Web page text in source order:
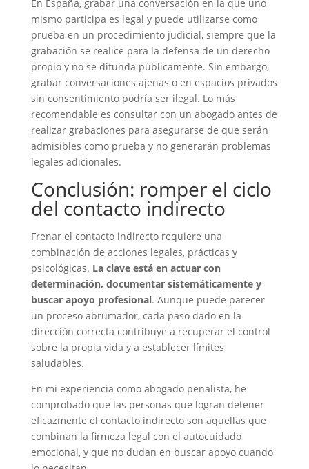
En España, grabar una conversación en la que uno
mismo participa es legal y puede utilizarse como
prueba en un procedimiento judicial, siempre que la
grabación se realice para la defensa de un derecho
propio y no se difunda públicamente. Sin embargo,
grabar conversaciones ajenas o en espacios privados
sin consentimiento podría ser ilegal. Lo más
recomendable es consultar con un abogado antes de
realizar grabaciones para asegurarse de que serán
admisibles como prueba y no generarán problemas
legales adicionales.
Conclusión: romper el ciclo
del contacto indirecto
Frenar el contacto indirecto requiere una
combinación de acciones legales, prácticas y
psicológicas. La clave está en actuar con
determinación, documentar sistemáticamente y
buscar apoyo profesional. Aunque puede parecer
un proceso abrumador, cada paso dado en la
dirección correcta contribuye a recuperar el control
sobre la propia vida y a establecer límites
saludables.
En mi experiencia como abogado penalista, he
comprobado que las personas que logran detener
eficazmente el contacto indirecto son aquellas que
combinan la firmeza legal con el autocuidado
emocional, y que no dudan en buscar apoyo cuando